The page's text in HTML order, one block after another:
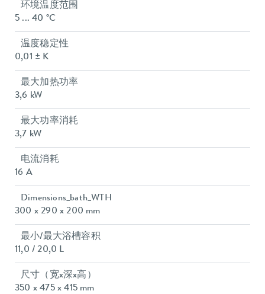
环境温度范围
5 ... 40 °C
温度稳定性
0,01 ± K
最大加热功率
3,6 kW
最大功率消耗
3,7 kW
电流消耗
16 A
Dimensions_bath_WTH
300 x 290 x 200 mm
最小/最大浴槽容积
11,0 / 20,0 L
尺寸（宽x深x高）
350 x 475 x 415 mm